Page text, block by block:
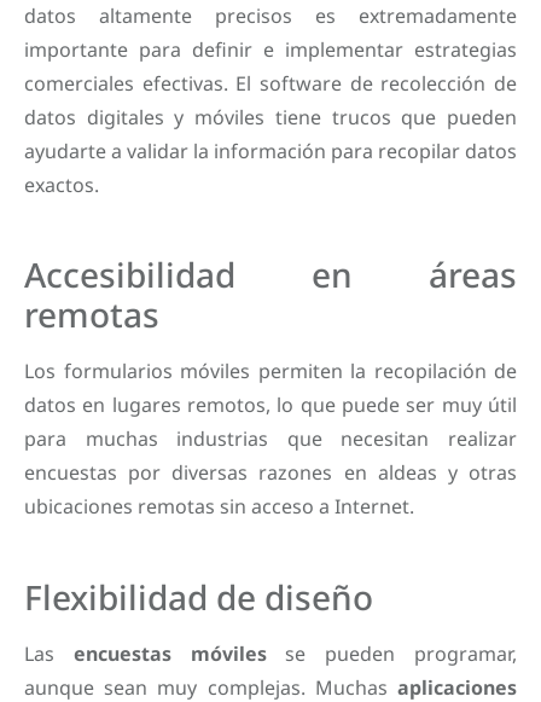
datos altamente precisos es extremadamente
importante para definir e implementar estrategias
comerciales efectivas. El software de recolección de
datos digitales y móviles tiene trucos que pueden
ayudarte a validar la información para recopilar datos
exactos.
Accesibilidad en áreas
remotas
Los formularios móviles permiten la recopilación de
datos en lugares remotos, lo que puede ser muy útil
para muchas industrias que necesitan realizar
encuestas por diversas razones en aldeas y otras
ubicaciones remotas sin acceso a Internet.
Flexibilidad de diseño
Las encuestas móvilesse pueden programar,
aunque sean muy complejas. Muchas aplicaciones